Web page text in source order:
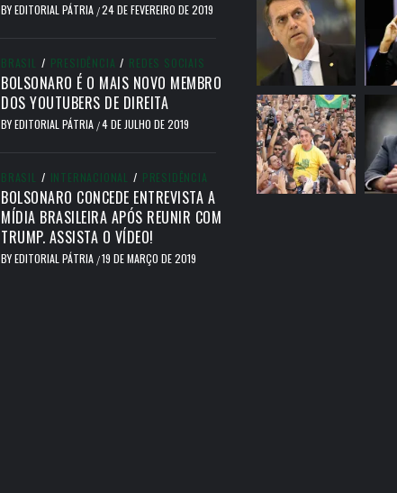
BYEDITORIAL PÁTRIA /24 DE FEVEREIRO DE 2019
BRASIL / PRESIDÊNCIA / REDES SOCIAIS
BOLSONARO É O MAIS NOVO MEMBRO
DOS YOUTUBERS DE DIREITA
BYEDITORIAL PÁTRIA /4 DE JULHO DE 2019
BRASIL / INTERNACIONAL / PRESIDÊNCIA
BOLSONARO CONCEDE ENTREVISTA A
MÍDIA BRASILEIRA APÓS REUNIR COM
TRUMP. ASSISTA O VÍDEO!
BYEDITORIAL PÁTRIA /19 DE MARÇO DE 2019